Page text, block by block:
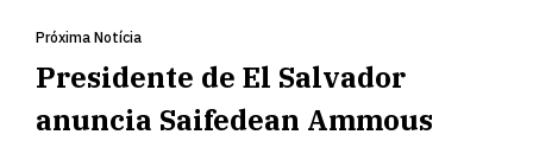
Próxima Notícia
Presidente de El Salvador
anuncia Saifedean Ammous